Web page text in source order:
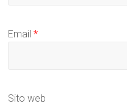
Email*
Sito web